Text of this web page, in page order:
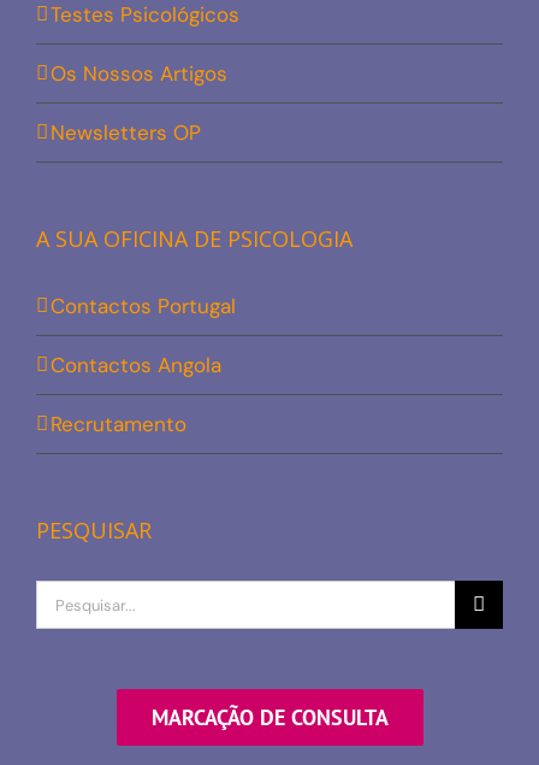
Testes Psicológicos
Os Nossos Artigos
Newsletters OP
A SUA OFICINA DE PSICOLOGIA
Contactos Portugal
Contactos Angola
Recrutamento
PESQUISAR
Procurar
por
MARCAÇÃO DE CONSULTA